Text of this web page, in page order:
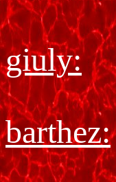
giuly:
barthez: